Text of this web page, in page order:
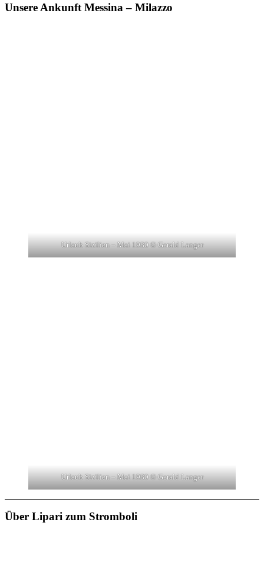
Unsere Ankunft Messina – Milazzo
Urlaub Sizilien – Mai 1980 © Gerald Langer
Urlaub Sizilien – Mai 1980 © Gerald Langer
Über Lipari zum Stromboli